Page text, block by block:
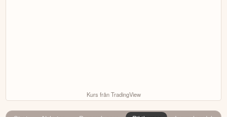
Kurs från TradingView